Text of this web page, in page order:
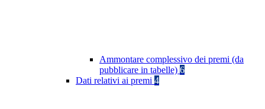
Ammontare complessivo dei premi (da
pubblicare in tabelle) 6
Dati relativi ai premi 4